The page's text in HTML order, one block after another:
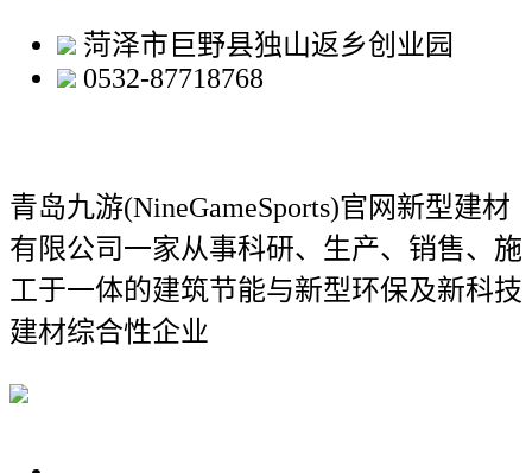
菏泽市巨野县独山返乡创业园
0532-87718768
青岛九游(NineGameSports)官网新型建材
有限公司一家从事科研、生产、销售、施
工于一体的建筑节能与新型环保及新科技
建材综合性企业